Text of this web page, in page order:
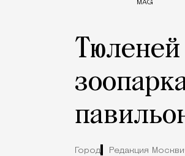
MAG
Город Редакция